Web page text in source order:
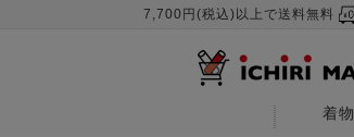
7,700円(税込)以上で送料無料
着物